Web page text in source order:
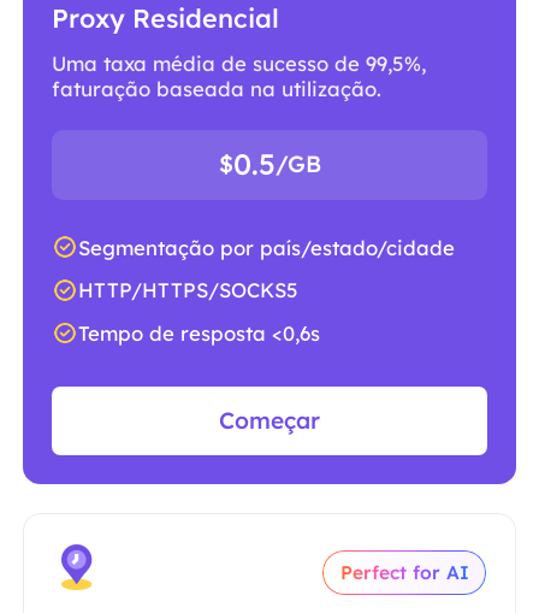
Proxy Residencial
Uma taxa média de sucesso de 99,5%,
faturação baseada na utilização.
$0.5/GB
Segmentação por país/estado/cidade
HTTP/HTTPS/SOCKS5
Tempo de resposta <0,6s
Começar
Perfect for AI